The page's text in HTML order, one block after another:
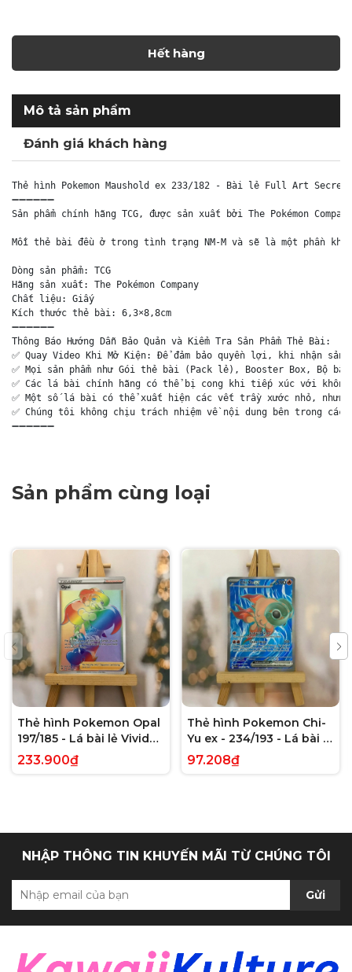
Hết hàng
Mô tả sản phẩm
Đánh giá khách hàng
Thẻ hình Pokemon Maushold ex 233/182 - Bài lẻ Full Art Secret
➖➖➖➖➖➖
Sản phẩm chính hãng TCG, được sản xuất bởi The Pokémon
Mỗi thẻ bài đều ở trong tình trạng NM-M và sẽ là một phần
Dòng sản phẩm: TCG
Hãng sản xuất: The Pokémon Company
Chất liệu: Giấy
Kích thước thẻ bài: 6,3×8,8cm
➖➖➖➖➖➖
Thông Báo Hướng Dẫn Bảo Quản và Kiểm Tra Sản Phẩm Thẻ Bài:
✅ Quay Video Khi Mở Kiện: Để đảm bảo quyền lợi, khi nhận
✅ Mọi sản phẩm như Gói thẻ bài (Pack lẻ), Booster Box, Bộ
✅ Các lá bài chính hãng có thể bị cong khi tiếp xúc với
✅ Một số lá bài có thể xuất hiện các vết trầy xước nhỏ,
✅ Chúng tôi không chịu trách nhiệm về nội dung bên trong
➖➖➖➖➖➖
Sản phẩm cùng loại
Thẻ hình Pokemon Opal
197/185 - Lá bài lẻ Vivid
Voltage Hyper Rare tiếng
Anh chính hãng
233.900₫
Thẻ hình Pokemon Chi-
Yu ex - 234/193 - Lá bài lẻ
Paldea Evolved Full Art
Secret Rare tiếng Anh
97.208₫
NHẬP THÔNG TIN KHUYẾN MÃI TỪ CHÚNG TÔI
Gửi